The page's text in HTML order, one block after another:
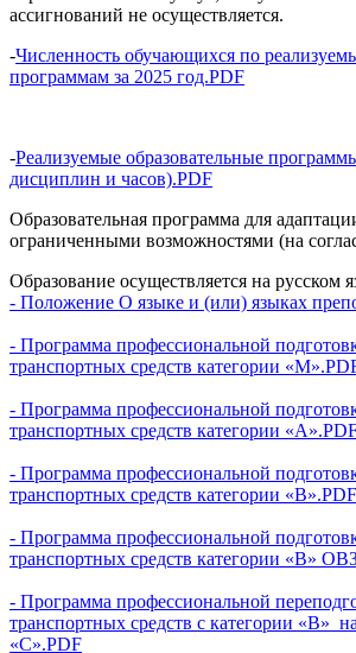
ассигнований не осуществляется.
-Численность обучающихся по
программам за 2025 год.PDF
-Реализуемые образовательные
дисциплин и часов).PDF
Образовательная программа для
ограниченными возможностями (на
Образование осуществляется на русском
- Положение О языке и (или) языках
- Программа профессиональной
транспортных средств категории
- Программа профессиональной
транспортных средств категории «А».PDF
- Программа профессиональной
транспортных средств категории «В».PDF
- Программа профессиональной
транспортных средств категории «В»
- Программа профессиональной
транспортных средств с категории «В»
«С».PDF